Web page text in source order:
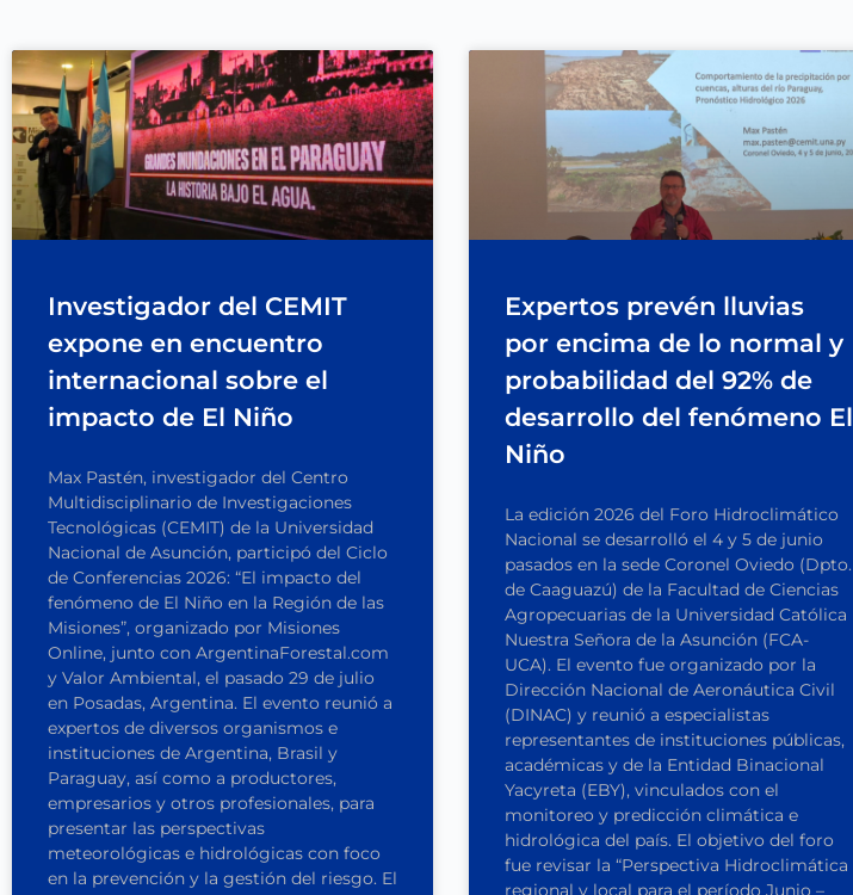
Investigador del CEMIT
expone en encuentro
internacional sobre el
impacto de El Niño
Max Pastén, investigador del Centro
Multidisciplinario de Investigaciones
Tecnológicas (CEMIT) de la Universidad
Nacional de Asunción, participó del Ciclo
de Conferencias 2026: “El impacto del
fenómeno de El Niño en la Región de las
Misiones”, organizado por Misiones
Online, junto con ArgentinaForestal.com
y Valor Ambiental, el pasado 29 de julio
en Posadas, Argentina. El evento reunió a
expertos de diversos organismos e
instituciones de Argentina, Brasil y
Paraguay, así como a productores,
empresarios y otros profesionales, para
presentar las perspectivas
meteorológicas e hidrológicas con foco
en la prevención y la gestión del riesgo. El
Expertos prevén lluvias
por encima de lo normal y
probabilidad del 92% de
desarrollo del fenómeno El
Niño
La edición 2026 del Foro Hidroclimático
Nacional se desarrolló el 4 y 5 de junio
pasados en la sede Coronel Oviedo (Dpto.
de Caaguazú) de la Facultad de Ciencias
Agropecuarias de la Universidad Católica
Nuestra Señora de la Asunción (FCA-
UCA). El evento fue organizado por la
Dirección Nacional de Aeronáutica Civil
(DINAC) y reunió a especialistas
representantes de instituciones públicas,
académicas y de la Entidad Binacional
Yacyreta (EBY), vinculados con el
monitoreo y predicción climática e
hidrológica del país. El objetivo del foro
fue revisar la “Perspectiva Hidroclimática
regional y local para el período Junio –